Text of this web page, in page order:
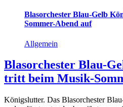
Blasorchester Blau-Gelb
Sommer-Abend auf
Allgemein
Blasorchester Blau-
tritt beim Musik-
Königslutter. Das Blasorchester